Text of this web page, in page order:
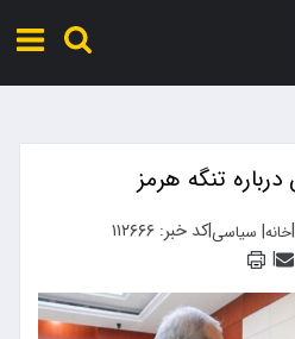
تنگه هرمز
|خانه| سیاسی|کد خبر: ۱۱۲۶۶۶
|